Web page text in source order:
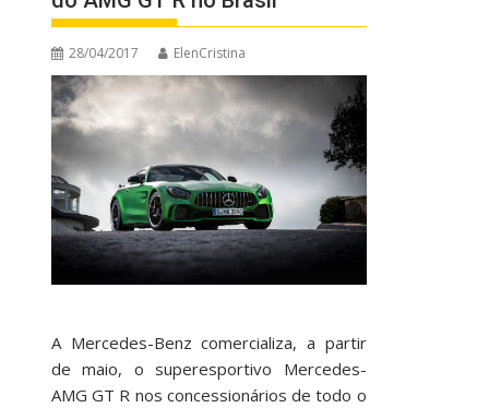
28/04/2017 ElenCristina
A Mercedes-Benz comercializa, a partir
de maio, o superesportivo Mercedes-
AMG GT R nos concessionários de todo o